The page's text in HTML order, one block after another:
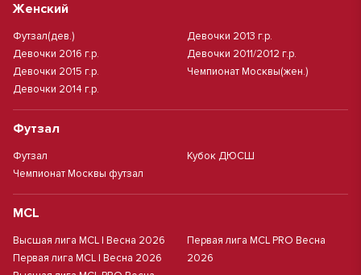
Женский
Футзал(дев.)
Девочки 2016 г.р.
Девочки 2015 г.р.
Девочки 2014 г.р.
Девочки 2013 г.р.
Девочки 2011/2012 г.р.
Чемпионат Москвы(жен.)
Футзал
Футзал
Чемпионат Москвы футзал
Кубок ДЮСШ
MCL
Высшая лига MCL | Весна 2026
Первая лига MCL | Весна 2026
Первая лига MCL PRO Весна
2026